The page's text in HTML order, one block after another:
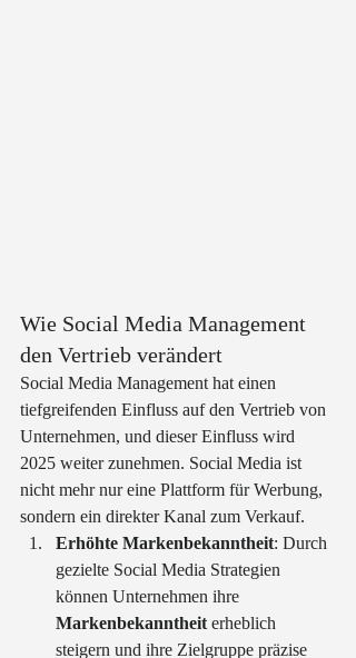
Wie Social Media Management
den Vertrieb verändert
Social Media Management hat einen
tiefgreifenden Einfluss auf den Vertrieb von
Unternehmen, und dieser Einfluss wird
2025 weiter zunehmen. Social Media ist
nicht mehr nur eine Plattform für Werbung,
sondern ein direkter Kanal zum Verkauf.
Erhöhte Markenbekanntheit: Durch
gezielte Social Media Strategien
können Unternehmen ihre
Markenbekanntheit erheblich
steigern und ihre Zielgruppe präzise